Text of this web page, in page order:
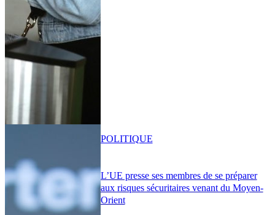
L’UE presse ses membres de se préparer
aux risques sécuritaires venant du Moyen-
Orient
POLITIQUE